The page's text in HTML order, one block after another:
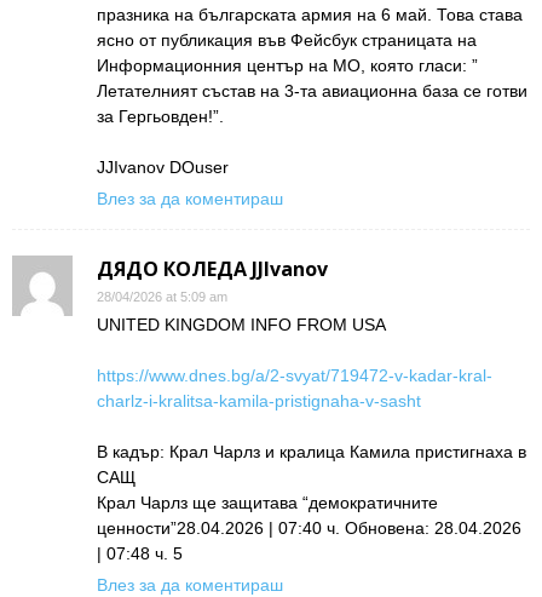
празника на българската армия на 6 май. Това става
ясно от публикация във Фейсбук страницата на
Информационния център на МО, която гласи: ”
Летателният състав на 3-та авиационна база се готви
за Гергьовден!”.
JJIvanov DOuser
Влез за да коментираш
ДЯДО КОЛЕДА JJIvanov
28/04/2026 at 5:09 am
UNITED KINGDOM INFO FROM USA
https://www.dnes.bg/a/2-svyat/719472-v-kadar-kral-
charlz-i-kralitsa-kamila-pristignaha-v-sasht
В кадър: Крал Чарлз и кралица Камила пристигнаха в
САЩ
Крал Чарлз ще защитава “демократичните
ценности”28.04.2026 | 07:40 ч. Обновена: 28.04.2026
| 07:48 ч. 5
Влез за да коментираш